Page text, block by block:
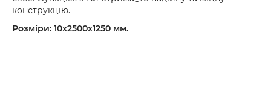
конструкцію.
Розміри: 10х2500х1250 мм.